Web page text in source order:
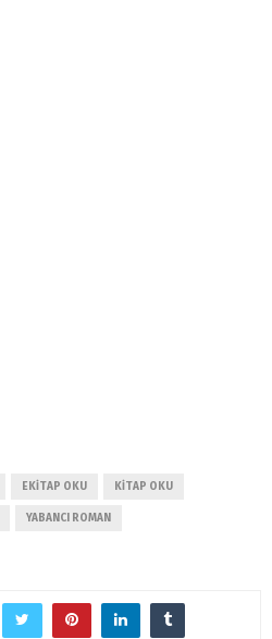
EKITAP OKU KITAP OKU
YABANCI ROMAN